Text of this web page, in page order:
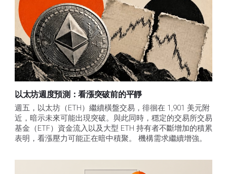
以太坊週度預測：看漲突破前的平靜
週五，以太坊（ETH）繼續橫盤交易，徘徊在 1,901 美元附
近，暗示未來可能出現突破。與此同時，穩定的交易所交易
基金（ETF）資金流入以及大型 ETH 持有者不斷增加的積累
表明，看漲壓力可能正在暗中積聚。 機構需求繼續增強。